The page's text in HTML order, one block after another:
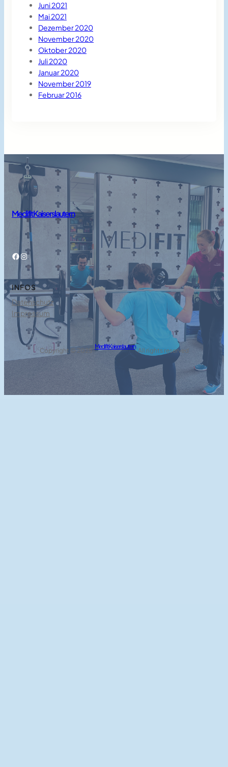
Juni 2021
Mai 2021
Dezember 2020
November 2020
Oktober 2020
Juli 2020
Januar 2020
November 2019
Februar 2016
Medifit Kaiserslautern
Facebook Instagram
INFOS
Datenschutz
Impressum
Copyright © 2025 ·
Medifit Kaiserslautern
· All rights reserved